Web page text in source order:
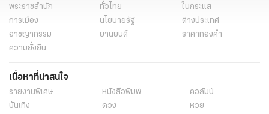
พระราชสำนัก ทั่วไทย
ในกระแส
การเมือง
นโยบายรัฐ
ต่างประเทศ
อาชญากรรม
ยานยนต์
ราคาทองคำ
ความยั่งยืน
เนื้อหาที่น่าสนใจ
รายงานพิเศษ หนังสือพิมพ์
คอลัมน์
บันเทิง
ดวง
หวย